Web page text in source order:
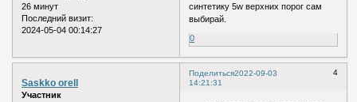
26 минут
Последний визит:
2024-05-04 00:14:27
синтетику 5w верхних порог сам
выбирай.
0
Поделиться 4
2022-09-03
14:21:31
Saskko orell
Участник